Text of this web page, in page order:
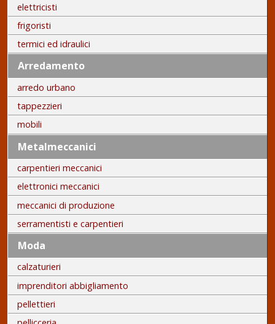
elettricisti
frigoristi
termici ed idraulici
Arredamento
arredo urbano
tappezzieri
mobili
Metalmeccanici
carpentieri meccanici
elettronici meccanici
meccanici di produzione
serramentisti e carpentieri
Moda
calzaturieri
imprenditori abbigliamento
pellettieri